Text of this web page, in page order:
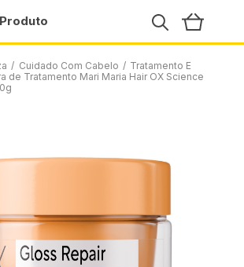
/ Cuidado Com Cabelo / Tratamento E
de Tratamento Mari Maria Hair OX Science